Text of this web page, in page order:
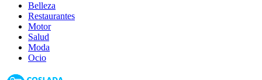
Belleza
Restaurantes
Motor
Salud
Moda
Ocio